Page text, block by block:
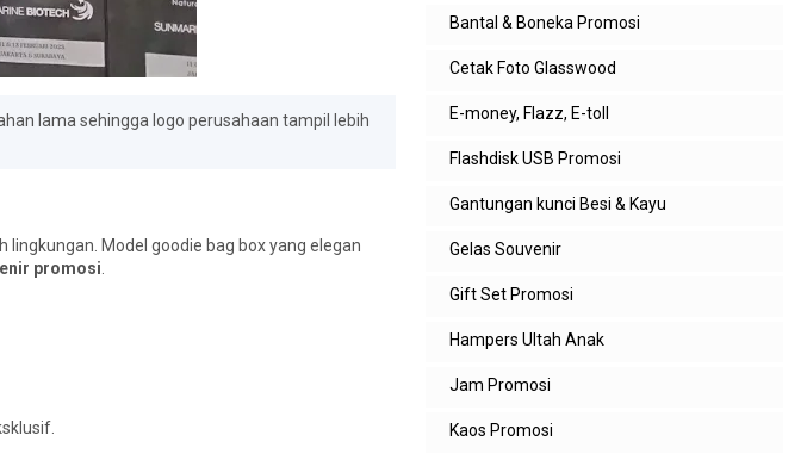
lama sehingga logo perusahaan tampil lebih
Model goodie bag box yang elegan
promosi
Bantal & Boneka Promosi
Cetak Foto Glasswood
E-money, Flazz, E-toll
Flashdisk USB Promosi
Gantungan kunci Besi & Kayu
Gelas Souvenir
Gift Set Promosi
Hampers Ultah Anak
Jam Promosi
Kaos Promosi